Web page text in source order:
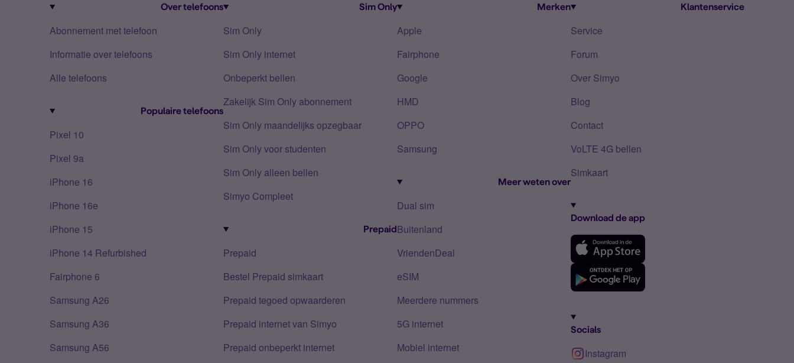
Over telefoons
Abonnement met telefoon
Informatie over telefoons
Alle telefoons
Populaire telefoons
Pixel 10
Pixel 9a
iPhone 16
iPhone 16e
iPhone 15
iPhone 14 Refurbished
Fairphone 6
Samsung A26
Samsung A36
Samsung A56
Sim Only
Sim Only
Sim Only internet
Onbeperkt bellen
Zakelijk Sim Only abonnement
Sim Only maandelijks opzegbaar
Sim Only voor studenten
Sim Only alleen bellen
Simyo Compleet
Prepaid
Prepaid
Bestel Prepaid simkaart
Prepaid tegoed opwaarderen
Prepaid internet van Simyo
Prepaid onbeperkt internet
Merken
Apple
Fairphone
Google
HMD
OPPO
Samsung
Meer weten over
Dual sim
Buitenland
VriendenDeal
eSIM
Meerdere nummers
5G internet
Mobiel internet
Klantenservice
Service
Forum
Over Simyo
Blog
Contact
VoLTE 4G bellen
Simkaart
Download de app
Socials
Instagram